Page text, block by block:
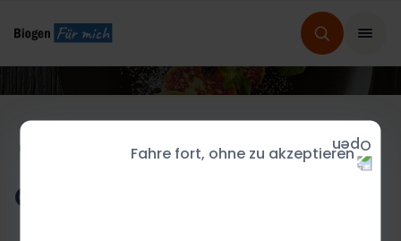
Fahre fort, ohne zu akzeptieren
REZEPTE FÜR MICH REZEPTAUSWAHL
Quarkkeulchen